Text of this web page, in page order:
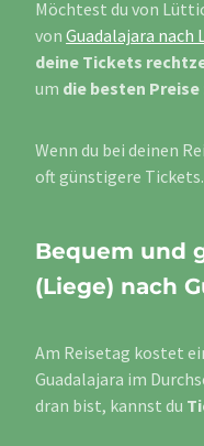
Möchtest du von
von Guadalajara nach
deine Tickets
um die besten
Wenn du bei deinen
oft günstigere Tickets.
Bequem und
(Liege) nach
Am Reisetag kostet
Guadalajara im
dran bist, kannst du